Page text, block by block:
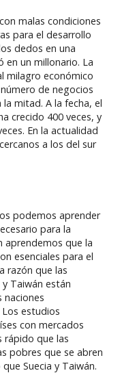
malas condiciones
para el desarrollo
dedos en una
en un millonario. La
milagro económico
de negocios
mitad. A la fecha, el
crecido 400 veces, y
En la actualidad
a los del sur
podemos aprender
para la
aprendemos que la
esenciales para el
razón que las
Taiwán están
naciones
estudios
con mercados
rápido que las
pobres que se abren
Suecia y Taiwán.